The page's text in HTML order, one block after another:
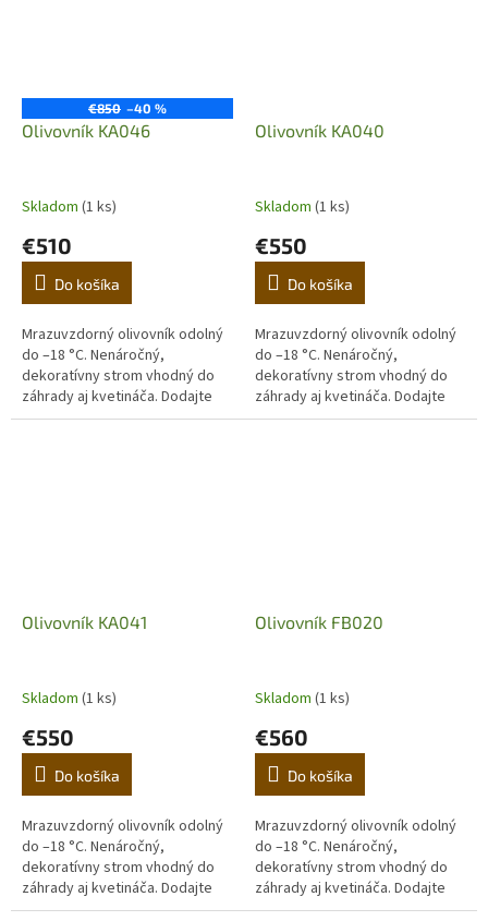
€850 –40 %
Olivovník KA046
Skladom (1 ks)
€510
Do košíka
Mrazuvzdorný olivovník odolný
do –18 °C. Nenáročný,
dekoratívny strom vhodný do
záhrady aj kvetináča. Dodajte
domovu stredomorskú
Olivovník KA040
Skladom (1 ks)
€550
Do košíka
Mrazuvzdorný olivovník odolný
do –18 °C. Nenáročný,
dekoratívny strom vhodný do
záhrady aj kvetináča. Dodajte
domovu stredomorskú
Olivovník KA041
Skladom (1 ks)
€550
Do košíka
Mrazuvzdorný olivovník odolný
do –18 °C. Nenáročný,
dekoratívny strom vhodný do
záhrady aj kvetináča. Dodajte
domovu stredomorskú
Olivovník FB020
Skladom (1 ks)
€560
Do košíka
Mrazuvzdorný olivovník odolný
do –18 °C. Nenáročný,
dekoratívny strom vhodný do
záhrady aj kvetináča. Dodajte
domovu stredomorskú